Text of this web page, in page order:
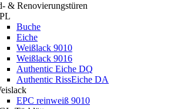
& Renovierungstüren
Buche
Eiche
Weißlack 9010
Weißlack 9016
Authentic Eiche DQ
Authentic RissEiche DA
EPC reinweiß 9010